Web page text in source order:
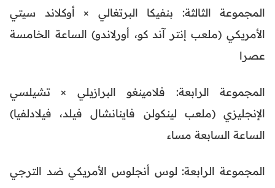
المجموعة الثالثة: بنفيكا البرتغالي × أوكلاند سيتي
الأمريكي (ملعب إنتر آند كو، أورلاندو) الساعة الخامسة
عصرا
المجموعة الرابعة: فلامينغو البرازيلي × تشيلسي
الإنجليزي (ملعب لينكولن فاينانشال فيلد، فيلادلفيا)
الساعة السابعة مساء
المجموعة الرابعة: لوس أنجلوس الأمريكي ضد الترجي